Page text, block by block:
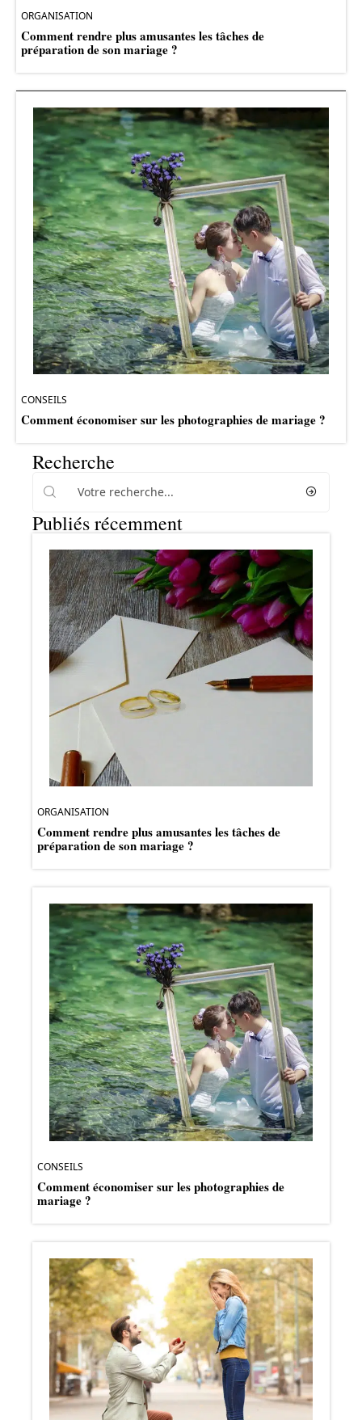
ORGANISATION
Comment rendre plus amusantes les tâches de
préparation de son mariage ?
CONSEILS
Comment économiser sur les photographies de mariage ?
Recherche
Publiés récemment
ORGANISATION
Comment rendre plus amusantes les tâches de
préparation de son mariage ?
CONSEILS
Comment économiser sur les photographies de
mariage ?